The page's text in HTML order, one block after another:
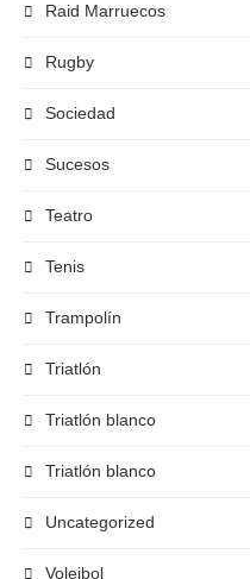
Raid Marruecos
Rugby
Sociedad
Sucesos
Teatro
Tenis
Trampolín
Triatlón
Triatlón blanco
Triatlón blanco
Uncategorized
Voleibol